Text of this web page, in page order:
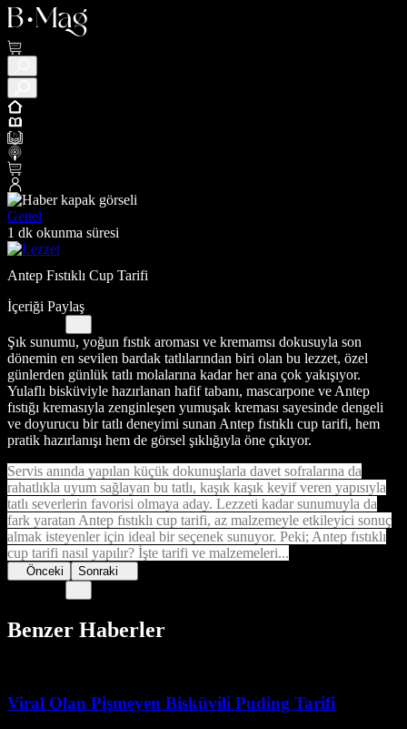
Genel
1 dk okunma süresi
Antep Fıstıklı Cup Tarifi
İçeriği Paylaş
Şık sunumu, yoğun fıstık aroması ve kremamsı dokusuyla son
dönemin en sevilen bardak tatlılarından biri olan bu lezzet, özel
günlerden günlük tatlı molalarına kadar her ana çok yakışıyor.
Yulaflı bisküviyle hazırlanan hafif tabanı, mascarpone ve Antep
fıstığı kremasıyla zenginleşen yumuşak kreması sayesinde dengeli
ve doyurucu bir tatlı deneyimi sunan Antep fıstıklı cup tarifi, hem
pratik hazırlanışı hem de görsel şıklığıyla öne çıkıyor.
Servis anında yapılan küçük dokunuşlarla davet sofralarına da
rahatlıkla uyum sağlayan bu tatlı, kaşık kaşık keyif veren yapısıyla
tatlı severlerin favorisi olmaya aday. Lezzeti kadar sunumuyla da
fark yaratan Antep fıstıklı cup tarifi, az malzemeyle etkileyici sonuç
almak isteyenler için ideal bir seçenek sunuyor. Peki; Antep fıstıklı
cup tarifi nasıl yapılır? İşte tarifi ve malzemeleri...
Önceki Sonraki
Benzer Haberler
Viral Olan Pişmeyen Bisküvili Puding Tarifi